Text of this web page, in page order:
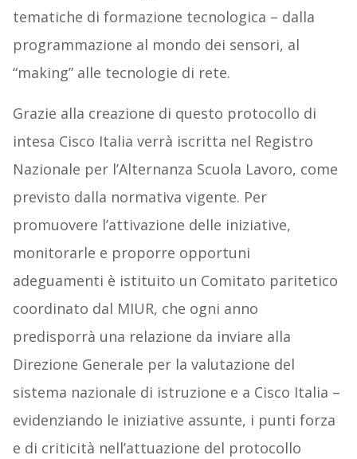
tematiche di formazione tecnologica – dalla
programmazione al mondo dei sensori, al
“making” alle tecnologie di rete.
Grazie alla creazione di questo protocollo di
intesa Cisco Italia verrà iscritta nel Registro
Nazionale per l’Alternanza Scuola Lavoro, come
previsto dalla normativa vigente. Per
promuovere l’attivazione delle iniziative,
monitorarle e proporre opportuni
adeguamenti è istituito un Comitato paritetico
coordinato dal MIUR, che ogni anno
predisporrà una relazione da inviare alla
Direzione Generale per la valutazione del
sistema nazionale di istruzione e a Cisco Italia –
evidenziando le iniziative assunte, i punti forza
e di criticità nell’attuazione del protocollo